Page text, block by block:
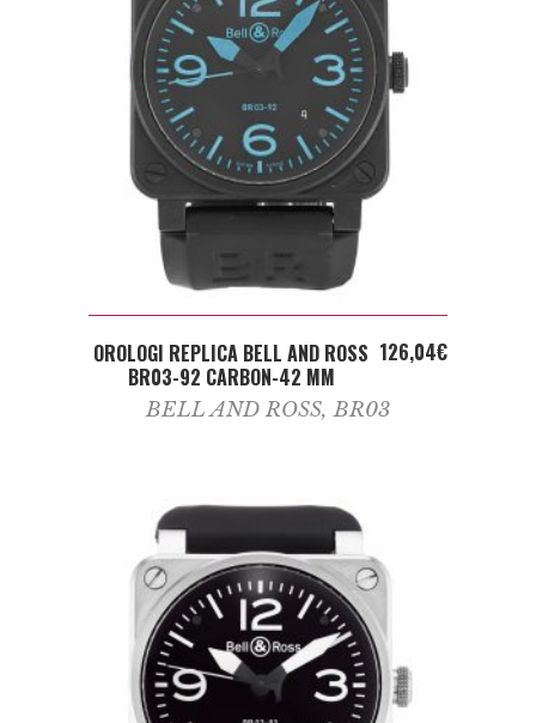
ADD TO CART
OROLOGI REPLICA BELL AND ROSS
BR03-92 CARBON-42 MM
126,04€
BELL AND ROSS,BR03